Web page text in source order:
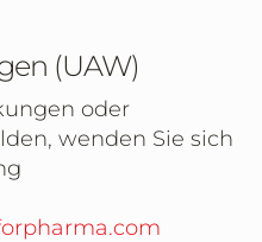
(UAW)
oder
wenden Sie sich